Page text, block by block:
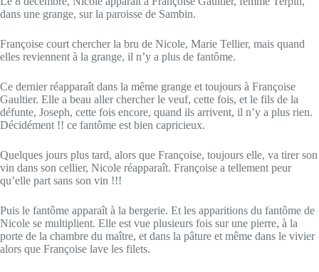
dans une grange, sur la paroisse de Sambin.
Françoise court chercher la bru de Nicole, Marie Tellier, mais quand
elles reviennent à la grange, il n’y a plus de fantôme.
Ce dernier réapparaît dans la même grange et toujours à Françoise
Gaultier. Elle a beau aller chercher le veuf, cette fois, et le fils de la
défunte, Joseph, cette fois encore, quand ils arrivent, il n’y a plus rien.
Décidément !! ce fantôme est bien capricieux.
Quelques jours plus tard, alors que Françoise, toujours elle, va tirer son
vin dans son cellier, Nicole réapparaît. Françoise a tellement peur
qu’elle part sans son vin !!!
Puis le fantôme apparaît à la bergerie. Et les apparitions du fantôme de
Nicole se multiplient. Elle est vue plusieurs fois sur une pierre, à la
porte de la chambre du maître, et dans la pâture et même dans le vivier
alors que Françoise lave les filets.